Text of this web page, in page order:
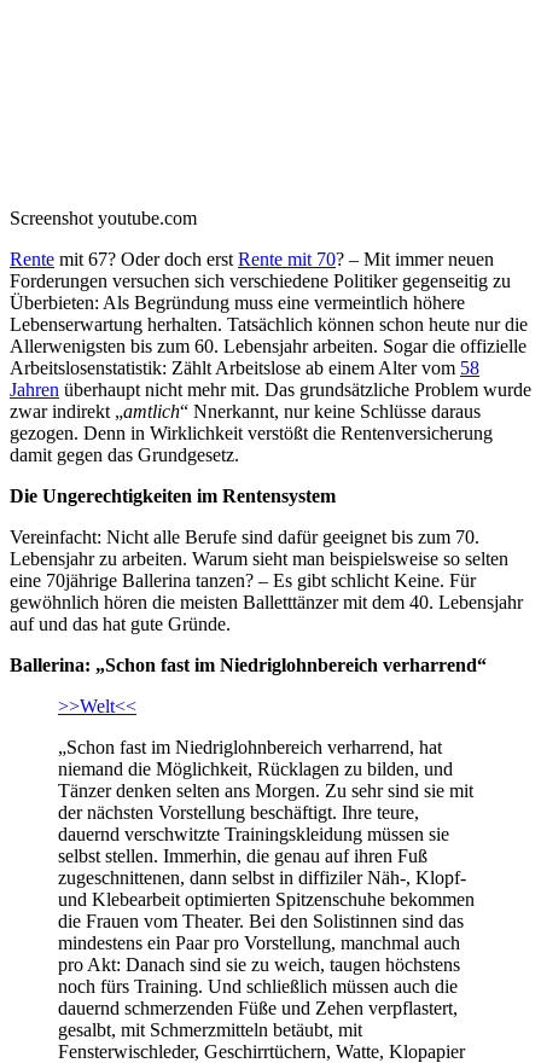
Screenshot youtube.com
Rente mit 67? Oder doch erst Rente mit 70? – Mit immer neuen
Forderungen versuchen sich verschiedene Politiker gegenseitig zu
Überbieten: Als Begründung muss eine vermeintlich höhere
Lebenserwartung herhalten. Tatsächlich können schon heute nur die
Allerwenigsten bis zum 60. Lebensjahr arbeiten. Sogar die offizielle
Arbeitslosenstatistik: Zählt Arbeitslose ab einem Alter vom 58
Jahren überhaupt nicht mehr mit. Das grundsätzliche Problem wurde
zwar indirekt „amtlich“ Nnerkannt, nur keine Schlüsse daraus
gezogen. Denn in Wirklichkeit verstößt die Rentenversicherung
damit gegen das Grundgesetz.
Die Ungerechtigkeiten im Rentensystem
Vereinfacht: Nicht alle Berufe sind dafür geeignet bis zum 70.
Lebensjahr zu arbeiten. Warum sieht man beispielsweise so selten
eine 70jährige Ballerina tanzen? – Es gibt schlicht Keine. Für
gewöhnlich hören die meisten Balletttänzer mit dem 40. Lebensjahr
auf und das hat gute Gründe.
Ballerina: „Schon fast im Niedriglohnbereich verharrend“
>>Welt<<
„Schon fast im Niedriglohnbereich verharrend, hat
niemand die Möglichkeit, Rücklagen zu bilden, und
Tänzer denken selten ans Morgen. Zu sehr sind sie mit
der nächsten Vorstellung beschäftigt. Ihre teure,
dauernd verschwitzte Trainingskleidung müssen sie
selbst stellen. Immerhin, die genau auf ihren Fuß
zugeschnittenen, dann selbst in diffiziler Näh-, Klopf-
und Klebearbeit optimierten Spitzenschuhe bekommen
die Frauen vom Theater. Bei den Solistinnen sind das
mindestens ein Paar pro Vorstellung, manchmal auch
pro Akt: Danach sind sie zu weich, taugen höchstens
noch fürs Training. Und schließlich müssen auch die
dauernd schmerzenden Füße und Zehen verpflastert,
gesalbt, mit Schmerzmitteln betäubt, mit
Fensterwischleder, Geschirrtüchern, Watte, Klopapier